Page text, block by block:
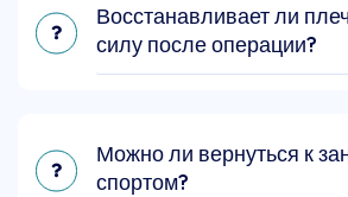
Восстанавливает ли
силу после операции?
Можно ли вернуться к
спортом?